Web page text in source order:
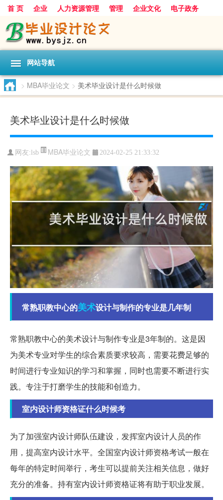
首 页 企业 人力资源管理 管理 企业文化
电子政务
数据
旅游 项目 浅谈 发展
网站导航
> MBA毕业论文 > 美术毕业设计是什么时候做
美术毕业设计是什么时候做
网友: lsb MBA毕业论文 2024-02-25 21:33:32
常熟职教中心的美术设计与制作的专业是几年制
常熟职教中心的美术设计与制作专业是3年制的。这是因
为美术专业对学生的综合素质要求较高，需要花费足够的
时间进行专业知识的学习和掌握，同时也需要不断进行实
践。专注于打磨学生的技能和创造力。
室内设计师资格证什么时候考
为了加强室内设计师队伍建设，发挥室内设计人员的作
用，提高室内设计水平。全国室内设计师资格考试一般在
每年的特定时间举行，考生可以提前关注相关信息，做好
充分的准备。持有室内设计师资格证将有助于职业发展。